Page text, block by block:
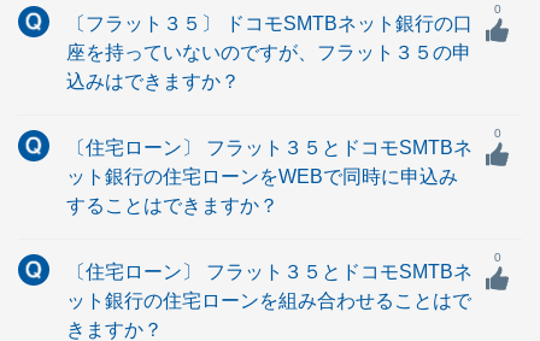
〔フラット３５〕 ドコモSMTBネット銀行の口
座を持っていないのですが、フラット３５の申
込みはできますか？
0
〔住宅ローン〕 フラット３５とドコモSMTBネ
ット銀行の住宅ローンをWEBで同時に申込み
することはできますか？
0
〔住宅ローン〕 フラット３５とドコモSMTBネ
ット銀行の住宅ローンを組み合わせることはで
きますか？
0